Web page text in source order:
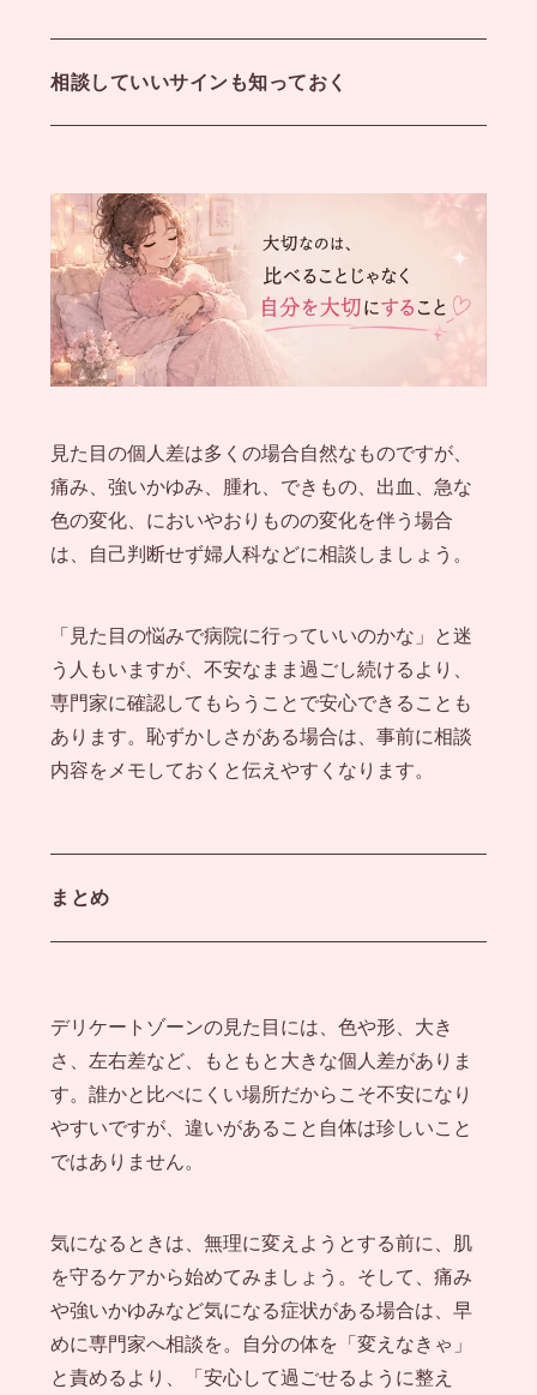
相談していいサインも知っておく
見た目の個人差は多くの場合自然なものですが、
痛み、強いかゆみ、腫れ、できもの、出血、急な
色の変化、においやおりものの変化を伴う場合
は、自己判断せず婦人科などに相談しましょう。
「見た目の悩みで病院に行っていいのかな」と迷
う人もいますが、不安なまま過ごし続けるより、
専門家に確認してもらうことで安心できることも
あります。恥ずかしさがある場合は、事前に相談
内容をメモしておくと伝えやすくなります。
まとめ
デリケートゾーンの見た目には、色や形、大き
さ、左右差など、もともと大きな個人差がありま
す。誰かと比べにくい場所だからこそ不安になり
やすいですが、違いがあること自体は珍しいこと
ではありません。
気になるときは、無理に変えようとする前に、肌
を守るケアから始めてみましょう。そして、痛み
や強いかゆみなど気になる症状がある場合は、早
めに専門家へ相談を。自分の体を「変えなきゃ」
と責めるより、「安心して過ごせるように整え